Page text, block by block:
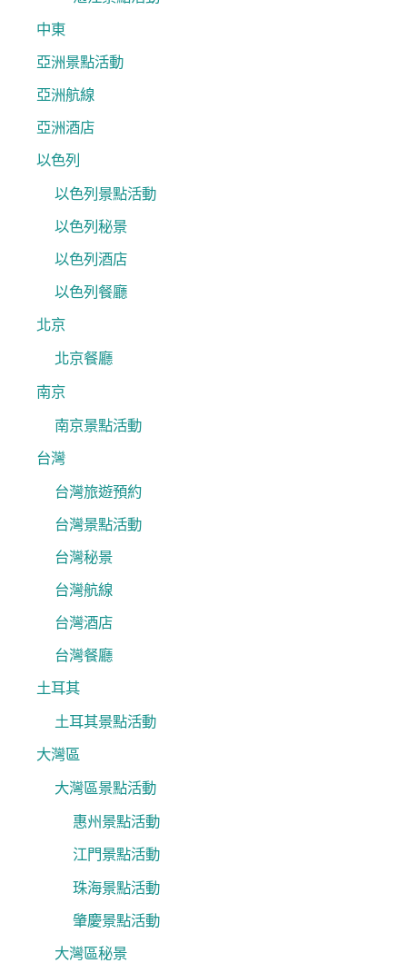
中東
亞洲景點活動
亞洲航線
亞洲酒店
以色列
以色列景點活動
以色列秘景
以色列酒店
以色列餐廳
北京
北京餐廳
南京
南京景點活動
台灣
台灣旅遊預約
台灣景點活動
台灣秘景
台灣航線
台灣酒店
台灣餐廳
土耳其
土耳其景點活動
大灣區
大灣區景點活動
惠州景點活動
江門景點活動
珠海景點活動
肇慶景點活動
大灣區秘景